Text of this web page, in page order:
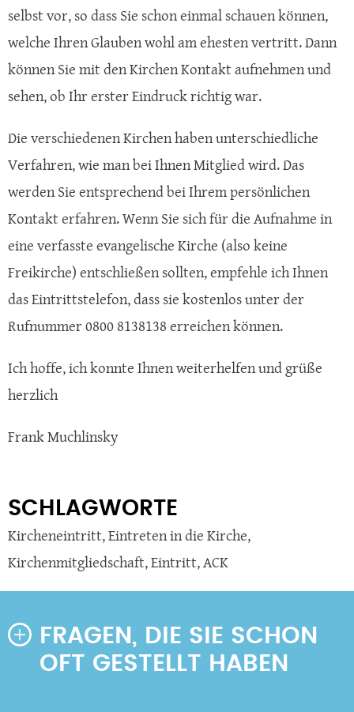
selbst vor, so dass Sie schon einmal schauen können,
welche Ihren Glauben wohl am ehesten vertritt. Dann
können Sie mit den Kirchen Kontakt aufnehmen und
sehen, ob Ihr erster Eindruck richtig war.
Die verschiedenen Kirchen haben unterschiedliche
Verfahren, wie man bei Ihnen Mitglied wird. Das
werden Sie entsprechend bei Ihrem persönlichen
Kontakt erfahren. Wenn Sie sich für die Aufnahme in
eine verfasste evangelische Kirche (also keine
Freikirche) entschließen sollten, empfehle ich Ihnen
das Eintrittstelefon, dass sie kostenlos unter der
Rufnummer 0800 8138138 erreichen können.
Ich hoffe, ich konnte Ihnen weiterhelfen und grüße
herzlich
Frank Muchlinsky
SCHLAGWORTE
Kircheneintritt,Eintreten in die Kirche,
Kirchenmitgliedschaft,Eintritt,ACK
FRAGEN, DIE SIE SCHON
OFT GESTELLT HABEN